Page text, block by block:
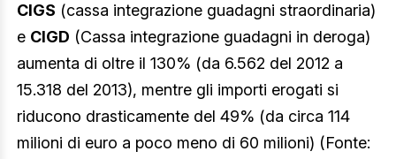
CIGS (cassa integrazione guadagni straordinaria)
e CIGD (Cassa integrazione guadagni in deroga)
aumenta di oltre il 130% (da 6.562 del 2012 a
15.318 del 2013), mentre gli importi erogati si
riducono drasticamente del 49% (da circa 114
milioni di euro a poco meno di 60 milioni) (Fonte: